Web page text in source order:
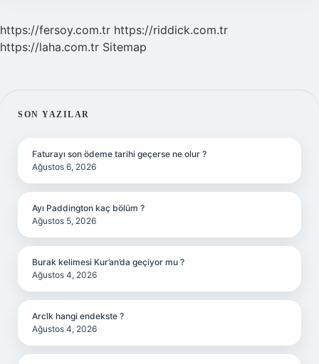
https://fersoy.com.tr https://riddick.com.tr
https://laha.com.tr Sitemap
SIDEBAR
SON YAZILAR
Faturayı son ödeme tarihi geçerse ne olur ?
Ağustos 6, 2026
Ayı Paddington kaç bölüm ?
Ağustos 5, 2026
Burak kelimesi Kur’an’da geçiyor mu ?
Ağustos 4, 2026
Arclk hangi endekste ?
Ağustos 4, 2026